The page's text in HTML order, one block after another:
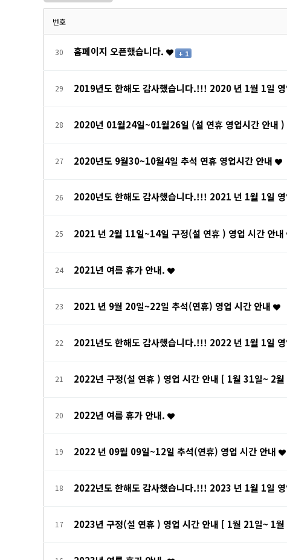
번호
30 홈페이지 오픈했습니다. + 1
29 2019년도 한해도 감사했습니다.!!! 2020 년 1월 1일 영
28 2020년 01월24일~01월26일 (설 연휴 영업시간 안내 )
27 2020년도 9월30~10월4일 추석 연휴 영업시간 안내
26 2020년도 한해도 감사했습니다.!!! 2021 년 1월 1일 영
25 2021 년 2월 11일~14일 구정(설 연휴 ) 영업 시간 안내
24 2021년 여름 휴가 안내.
23 2021 년 9월 20일~22일 추석(연휴) 영업 시간 안내
22 2021년도 한해도 감사했습니다.!!! 2022 년 1월 1일 영
21 2022년 구정(설 연휴 ) 영업 시간 안내 [ 1월 31일~ 2
20 2022년 여름 휴가 안내.
19 2022 년 09월 09일~12일 추석(연휴) 영업 시간 안내
18 2022년도 한해도 감사했습니다.!!! 2023 년 1월 1일 영
17 2023년 구정(설 연휴 ) 영업 시간 안내 [ 1월 21일~ 1